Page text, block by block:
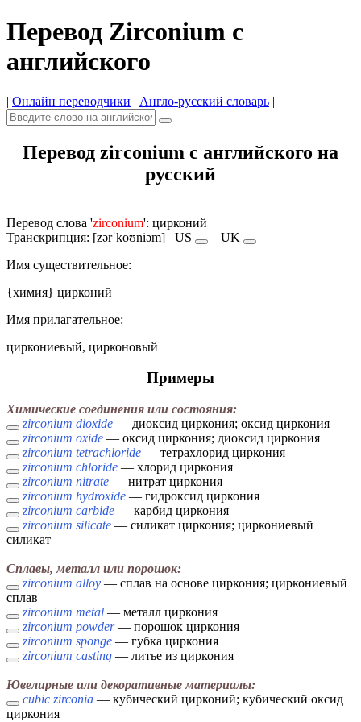
Перевод Zirconium с
английского
| Онлайн переводчики | Англо-русский словарь |
Перевод zirconium с английского на
русский
Перевод слова 'zirconium': цирконий
Транскрипция: [zərˈkoʊniəm] US
UK
Имя cуществительное:
{химия} цирконий
Имя прилагательное:
циркониевый, цирконовый
Примеры
Химические соединения или состояния:
zirconium dioxide — диоксид циркония; оксид циркония
zirconium oxide — оксид циркония; диоксид циркония
zirconium tetrachloride — тетрахлорид циркония
zirconium chloride — хлорид циркония
zirconium nitrate — нитрат циркония
zirconium hydroxide — гидроксид циркония
zirconium carbide — карбид циркония
zirconium silicate — силикат циркония; циркониевый
силикат
Сплавы, металл или порошок:
zirconium alloy — сплав на основе циркония; циркониевый
сплав
zirconium metal — металл циркония
zirconium powder— порошок циркония
zirconium sponge — губка циркония
zirconium casting — литье из циркония
Ювелирные или декоративные материалы:
cubic zirconia — кубический цирконий; кубический оксид
циркония